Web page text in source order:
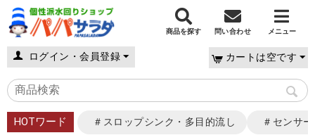
商品を探す 問い合わせ メニュー
ログイン・会員登録 カートは空です
HOTワード ＃スロップシンク・多目的流し ＃センサ